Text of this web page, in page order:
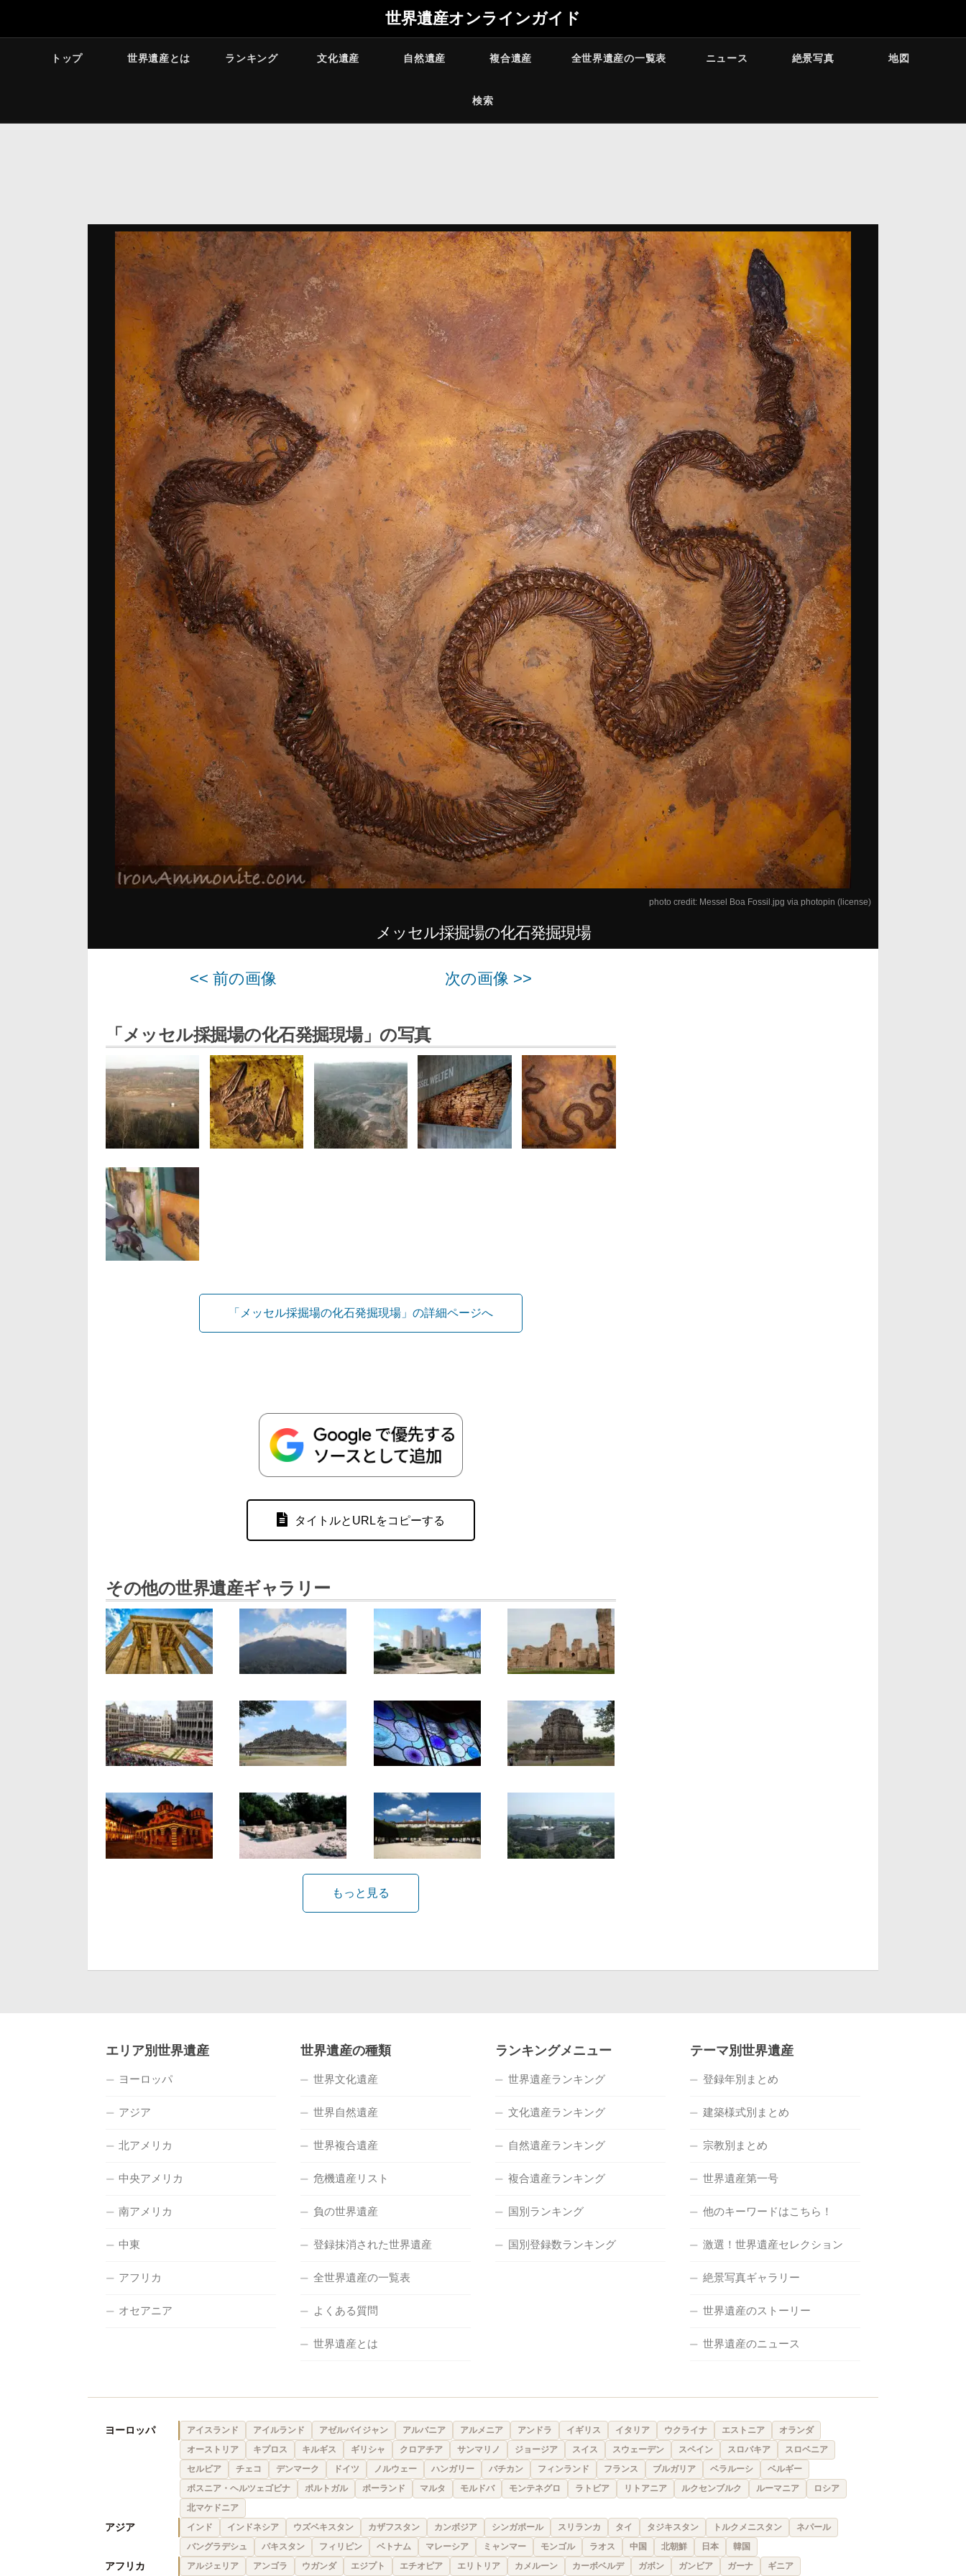
世界遺産オンラインガイド
トップ 世界遺産とは ランキング 文化遺産 自然遺産 複合遺産 全世界遺産の一覧表 ニュース 絶景写真 地図
検索
photo credit: Messel Boa Fossil.jpg via photopin (license)
メッセル採掘場の化石発掘現場
<< 前の画像 次の画像 >>
「メッセル採掘場の化石発掘現場」の写真
「メッセル採掘場の化石発掘現場」の詳細ページへ
タイトルとURLをコピーする
その他の世界遺産ギャラリー
もっと見る
エリア別世界遺産
ヨーロッパ
アジア
北アメリカ
中央アメリカ
南アメリカ
中東
アフリカ
オセアニア
世界遺産の種類
世界文化遺産
世界自然遺産
世界複合遺産
危機遺産リスト
負の世界遺産
登録抹消された世界遺産
全世界遺産の一覧表
よくある質問
世界遺産とは
ランキングメニュー
世界遺産ランキング
文化遺産ランキング
自然遺産ランキング
複合遺産ランキング
国別ランキング
国別登録数ランキング
テーマ別世界遺産
登録年別まとめ
建築様式別まとめ
宗教別まとめ
世界遺産第一号
他のキーワードはこちら！
激選！世界遺産セレクション
絶景写真ギャラリー
世界遺産のストーリー
世界遺産のニュース
ヨーロッパ アイスランド アイルランド アゼルバイジャン アルバニア アルメニア アンドラ イギリス イタリア ウクライナ エストニア
オランダ
オーストリア
キプロス キルギス ギリシャ クロアチア サンマリノ ジョージア スイス スウェーデン スペイン スロバキア
スロベニア
セルビア
チェコ デンマーク ドイツ ノルウェー ハンガリー バチカン フィンランド フランス ブルガリア ベラルーシ
ベルギー
ボスニア・ヘルツェゴビナ
ポルトガル ポーランド マルタ モルドバ モンテネグロ ラトビア リトアニア ルクセンブルク ルーマニア
ロシア
北マケドニア
アジア インド インドネシア ウズベキスタン カザフスタン カンボジア シンガポール スリランカ タイ タジキスタン トルクメニスタン
ネパール
バングラデシュ
パキスタン フィリピン ベトナム マレーシア ミャンマー モンゴル ラオス 中国 北朝鮮 日本 韓国
アフリカ アルジェリア アンゴラ ウガンダ エジプト エチオピア エリトリア カメルーン カーボベルデ ガボン ガンビア ガーナ ギニア